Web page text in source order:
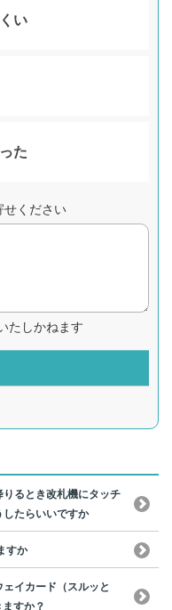
い
た
せください
たしかねます
るとき改札機にタッチ
たらいいですか
すか
イカード（スルッと
すか？